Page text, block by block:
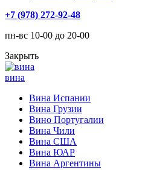
+7 (978) 272-92-48
пн-вс 10-00 до 20-00
Закрыть
вина
Вина Испании
Вина Грузии
Вино Португалии
Вина Чили
Вина США
Вина ЮАР
Вина Аргентины